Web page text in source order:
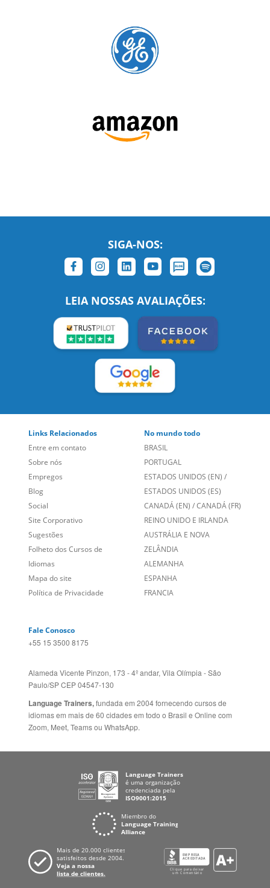
SIGA-NOS:
LEIA NOSSAS AVALIAÇÕES:
Sobre nós
Empregos
Blog
Social
Site Corporativo
Sugestões
Folheto dos Cursos de
Idiomas
Mapa do site
Política de Privacidade
PORTUGAL
ESTADOS UNIDOS (EN)
ESTADOS UNIDOS (ES)
CANADÁ (EN)/CANADÁ (FR)
REINO UNIDO E IRLANDA
AUSTRÁLIA E NOVA
ZELÂNDIA
ALEMANHA
ESPANHA
FRANCIA
Alameda Vicente Pinzon, 173 - 4º andar, Vila Olímpia - São
Language Trainers,fundada em 2004 fornecendo cursos de
idiomas em mais de 60 cidades em todo o Brasil e Online com